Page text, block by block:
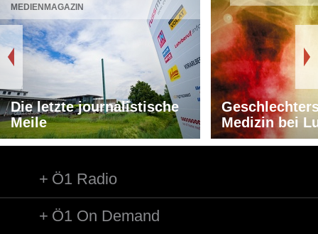
MEDIENMAGAZIN
Die letzte journalistische
Meile
Medizin bei
Ö1 Radio
Ö1 On Demand